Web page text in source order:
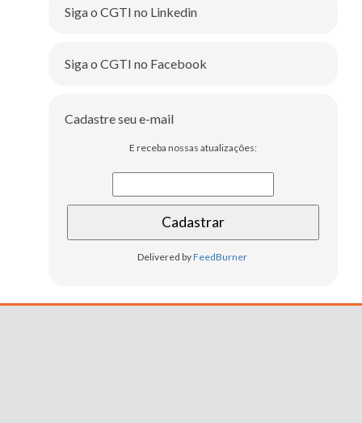
Siga o CGTI no Linkedin
Siga o CGTI no Facebook
Cadastre seu e-mail
E receba nossas atualizações:
Delivered byFeedBurner